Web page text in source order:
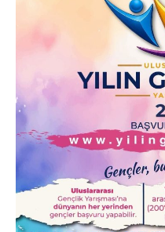
Posted by
murat.sozuak